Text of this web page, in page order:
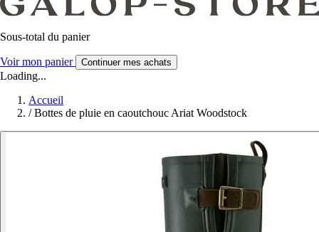
Sous-total du panier
Voir mon panier Continuer mes achats
Loading...
Accueil
/ Bottes de pluie en caoutchouc Ariat Woodstock